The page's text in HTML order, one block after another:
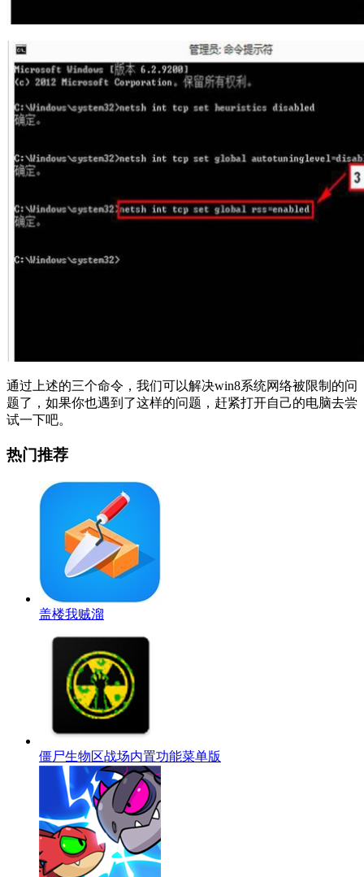
通过上述的三个命令，我们可以解决win8系统网络被限制的问
题了，如果你也遇到了这样的问题，赶紧打开自己的电脑去尝
试一下吧。
热门推荐
盖楼我贼溜
僵尸生物区战场内置功能菜单版